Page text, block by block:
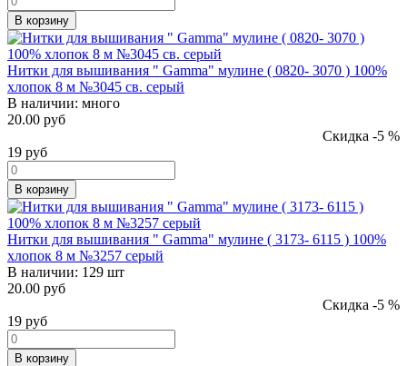
В корзину
Нитки для вышивания " Gamma" мулине ( 0820- 3070 ) 100%
хлопок 8 м №3045 св. серый
В наличии: много
20.00 руб
Скидка -5 %
19 руб
В корзину
Нитки для вышивания " Gamma" мулине ( 3173- 6115 ) 100%
хлопок 8 м №3257 серый
В наличии: 129 шт
20.00 руб
Скидка -5 %
19 руб
В корзину